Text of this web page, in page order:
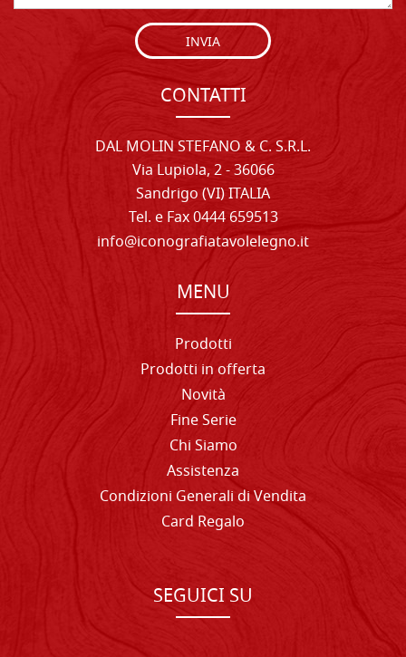
INVIA
CONTATTI
DAL MOLIN STEFANO & C. S.R.L.
Via Lupiola, 2 - 36066
Sandrigo (VI) ITALIA
Tel. e Fax 0444 659513
info@iconografiatavolelegno.it
MENU
Prodotti
Prodotti in offerta
Novità
Fine Serie
Chi Siamo
Assistenza
Condizioni Generali di Vendita
Card Regalo
SEGUICI SU